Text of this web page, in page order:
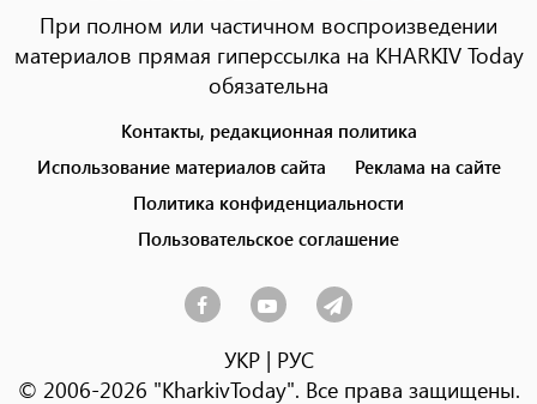
При полном или частичном воспроизведении
материалов прямая гиперссылка на KHARKIV Today
обязательна
menu
Контакты, редакционная политика
Использование материалов сайта
Реклама на сайте
Политика конфиденциальности
Пользовательское соглашение
УКР| РУС
© 2006-2026 "KharkivToday". Все права защищены.